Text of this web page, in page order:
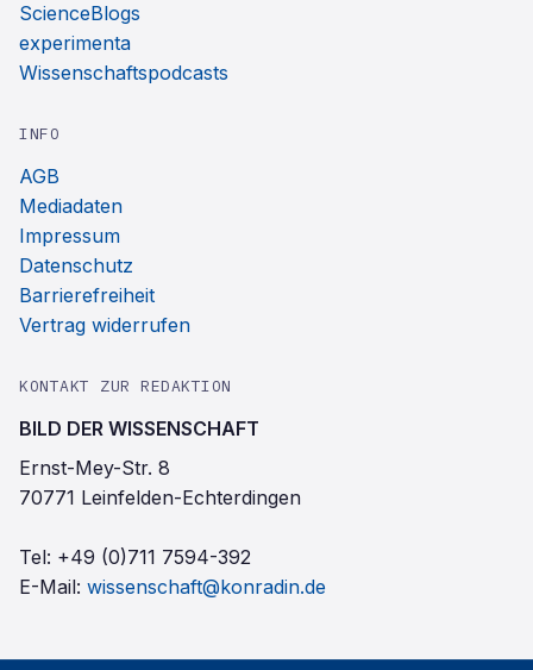
ScienceBlogs
experimenta
Wissenschaftspodcasts
INFO
AGB
Mediadaten
Impressum
Datenschutz
Barrierefreiheit
Vertrag widerrufen
KONTAKT ZUR REDAKTION
BILD DER WISSENSCHAFT
Ernst-Mey-Str. 8
70771 Leinfelden-Echterdingen
Tel: +49 (0)711 7594-392
E-Mail: wissenschaft@konradin.de